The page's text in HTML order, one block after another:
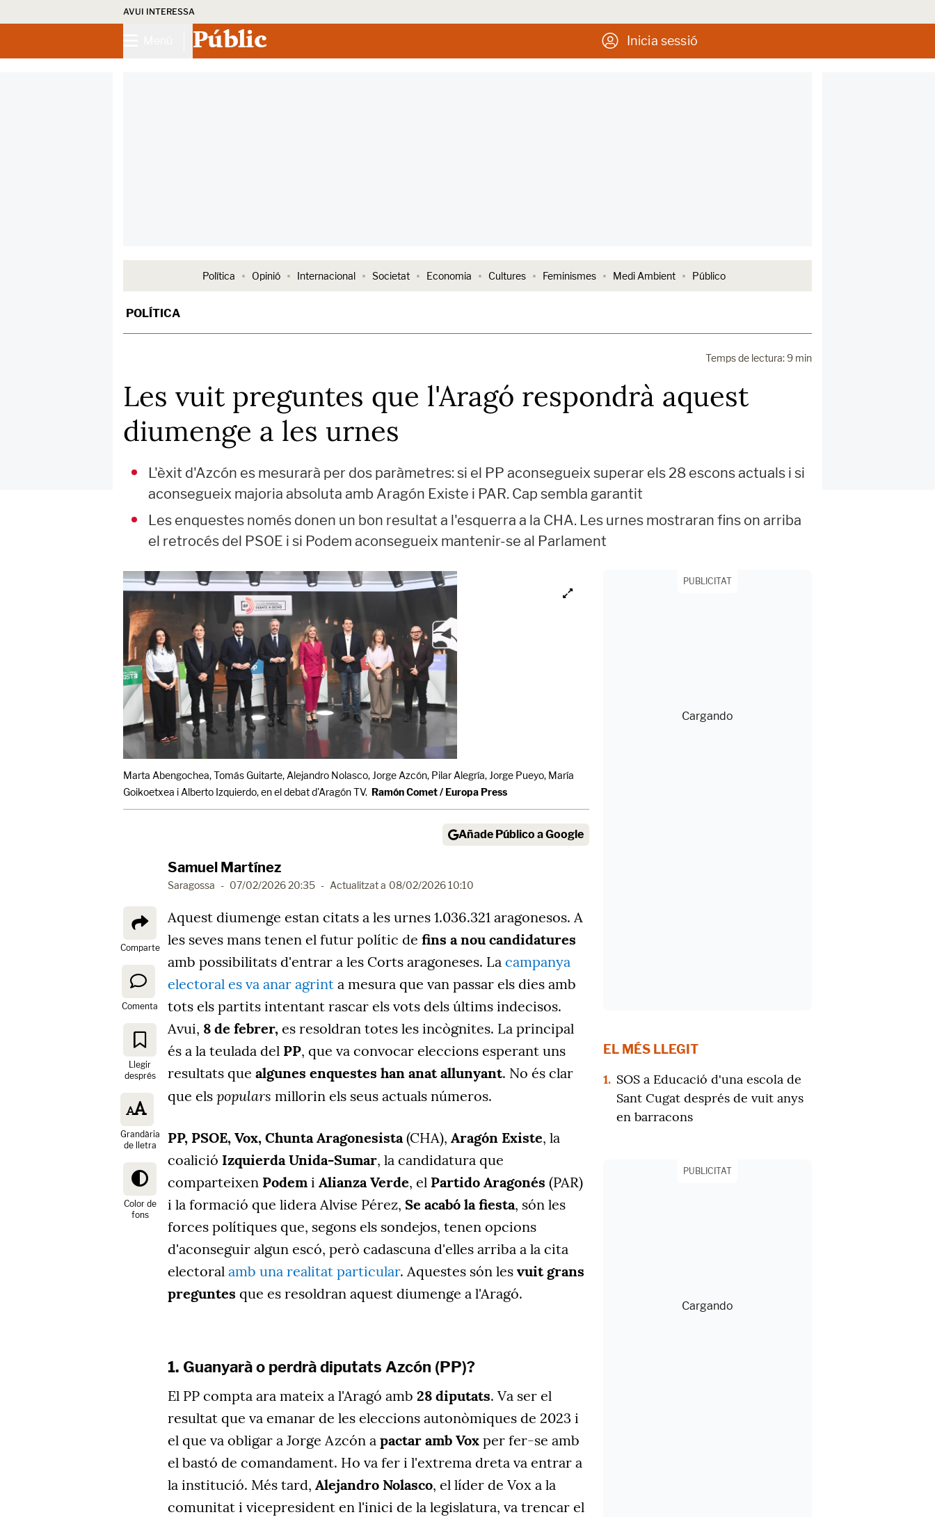
AVUI INTERESSA
Públic Inicia sessió
Política Opinió Internacional Societat Economia Cultures Feminismes Medi Ambient Público
POLÍTICA
Temps de lectura: 9 min
Les vuit preguntes que l'Aragó respondrà aquest
diumenge a les urnes
L'èxit d'Azcón es mesurarà per dos paràmetres: si el PP aconsegueix superar els 28 escons actuals i si
aconsegueix majoria absoluta amb Aragón Existe i PAR. Cap sembla garantit
Les enquestes només donen un bon resultat a l'esquerra a la CHA. Les urnes mostraran fins on arriba
el retrocés del PSOE i si Podem aconsegueix mantenir-se al Parlament
Marta Abengochea, Tomás Guitarte, Alejandro Nolasco, Jorge Azcón, Pilar Alegría, Jorge Pueyo, María
Goikoetxea i Alberto Izquierdo, en el debat d'Aragón TV. Ramón Comet / Europa Press
Añade Público a Google
Samuel Martínez
Saragossa - 07/02/2026 20:35 - Actualitzat a 08/02/2026 10:10
Comparte
Comenta
Llegir
després
Grandària
de lletra
Color de
fons
Aquest diumenge estan citats a les urnes 1.036.321 aragonesos. A
les seves mans tenen el futur polític de fins a nou candidatures
amb possibilitats d'entrar a les Corts aragoneses. La campanya
electoral es va anar agrint a mesura que van passar els dies amb
tots els partits intentant rascar els vots dels últims indecisos.
Avui, 8 de febrer, es resoldran totes les incògnites. La principal
és a la teulada del PP, que va convocar eleccions esperant uns
resultats que algunes enquestes han anat allunyant. No és clar
que els populars millorin els seus actuals números.
PP, PSOE, Vox, Chunta Aragonesista(CHA), Aragón Existe, la
coalició Izquierda Unida-Sumar, la candidatura que
comparteixen Podem i Alianza Verde, el Partido Aragonés (PAR)
i la formació que lidera Alvise Pérez, Se acabó la fiesta, són les
forces polítiques que, segons els sondejos, tenen opcions
d'aconseguir algun escó, però cadascuna d'elles arriba a la cita
electoral amb una realitat particular. Aquestes són les vuit grans
preguntes que es resoldran aquest diumenge a l'Aragó.
1. Guanyarà o perdrà diputats Azcón (PP)?
El PP compta ara mateix a l'Aragó amb 28 diputats. Va ser el
resultat que va emanar de les eleccions autonòmiques de 2023 i
el que va obligar a Jorge Azcón a pactar amb Vox per fer-se amb
el bastó de comandament. Ho va fer i l'extrema dreta va entrar a
la institució. Més tard, Alejandro Nolasco, el líder de Vox a la
comunitat i vicepresident en l'inici de la legislatura, va trencar el
PUBLICITAT
EL MÉS LLEGIT
1. SOS a Educació d'una escola de
Sant Cugat després de vuit anys
en barracons
PUBLICITAT